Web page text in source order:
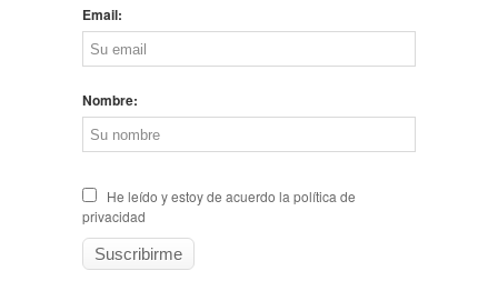
Email:
Nombre:
He leído y estoy de acuerdo la política de
privacidad